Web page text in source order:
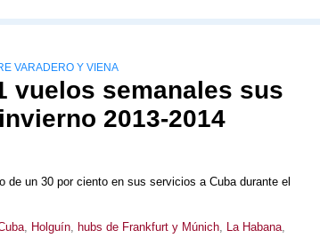
VARADERO Y VIENA
vuelos semanales sus
2013-2014
de un 30 por ciento en sus servicios a Cuba durante el
, Holguín, hubs de Frankfurt y Múnich, La Habana,